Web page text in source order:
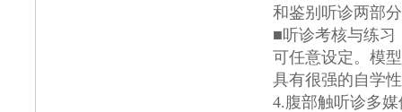
和鉴别听诊两部分
■听诊考核与练习
可任意设定。模
具有很强的自学
4.腹部触听诊多